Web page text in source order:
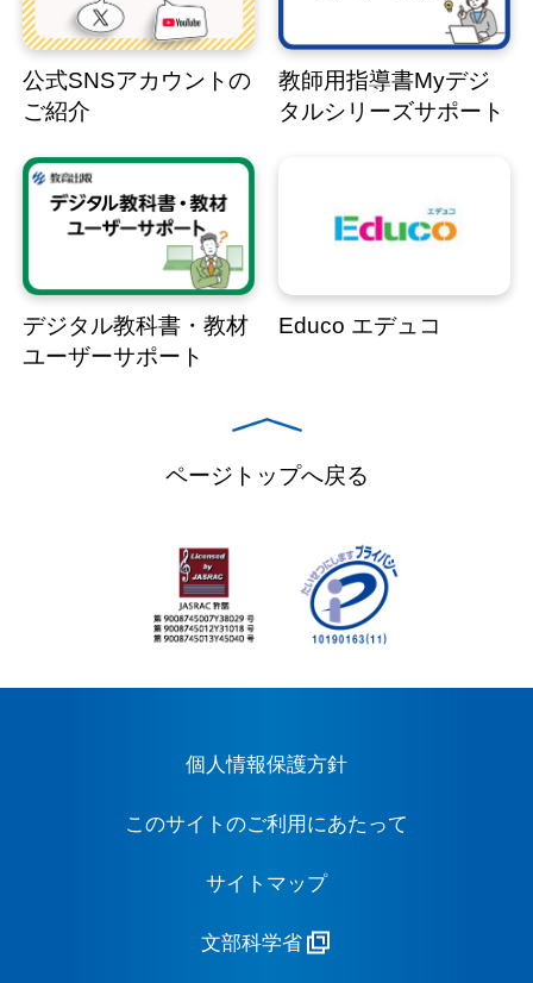
公式SNSアカウントの
ご紹介
教師用指導書Myデジ
タルシリーズサポート
デジタル教科書・教材
ユーザーサポート
Educo エデュコ
ページトップへ戻る
個人情報保護方針
このサイトのご利用にあたって
サイトマップ
文部科学省